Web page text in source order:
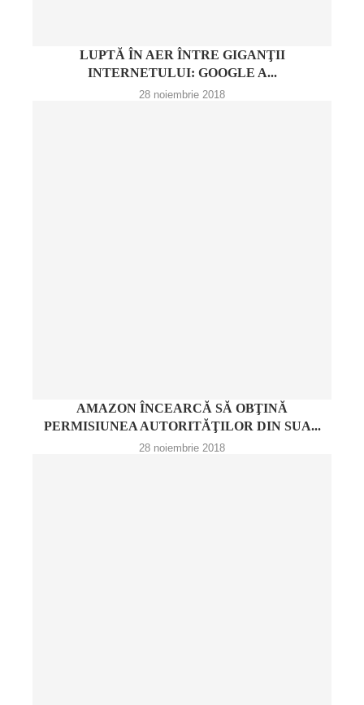
LUPTĂ ÎN AER ÎNTRE GIGANŢII
INTERNETULUI: GOOGLE A...
28 noiembrie 2018
AMAZON ÎNCEARCĂ SĂ OBŢINĂ
PERMISIUNEA AUTORITĂŢILOR DIN SUA...
28 noiembrie 2018